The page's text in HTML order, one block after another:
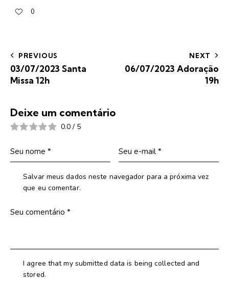
0
PREVIOUS
03/07/2023 Santa
Missa 12h
NEXT
06/07/2023 Adoração
19h
Deixe um comentário
0.0 / 5
Salvar meus dados neste navegador para a próxima vez
que eu comentar.
I agree that my submitted data is being collected and
stored.